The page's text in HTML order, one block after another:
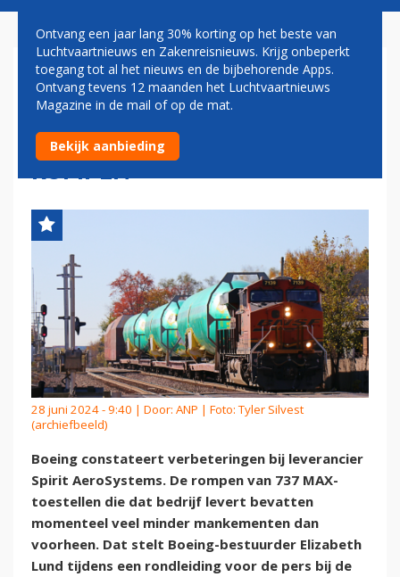
BOEING ZIET MINDER
MANKEMENTEN IN
GELEVERDE 737 MAX-
ROMPEN
28 juni 2024 - 9:40 | Door: ANP | Foto: Tyler Silvest
(archiefbeeld)
Boeing constateert verbeteringen bij leverancier
Spirit AeroSystems. De rompen van 737 MAX-
toestellen die dat bedrijf levert bevatten
momenteel veel minder mankementen dan
voorheen. Dat stelt Boeing-bestuurder Elizabeth
Lund tijdens een rondleiding voor de pers bij de
Ontvang een jaar lang 30% korting op het beste van
Luchtvaartnieuws en Zakenreisnieuws. Krijg onbeperkt
toegang tot al het nieuws en de bijbehorende Apps.
Ontvang tevens 12 maanden het Luchtvaartnieuws
Magazine in de mail of op de mat.
Bekijk aanbieding